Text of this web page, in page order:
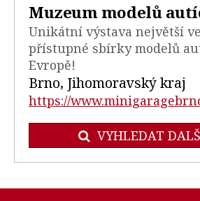
Muzeum modelů
Unikátní výstava největší
přístupné sbírky modelů
Evropě!
Brno, Jihomoravský kraj
https://
VYHLEDAT